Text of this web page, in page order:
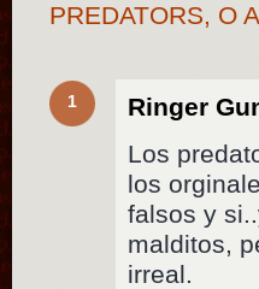
PREDATORS, O
1 Ringer
Los
los
falsos y
malditos,
irreal.